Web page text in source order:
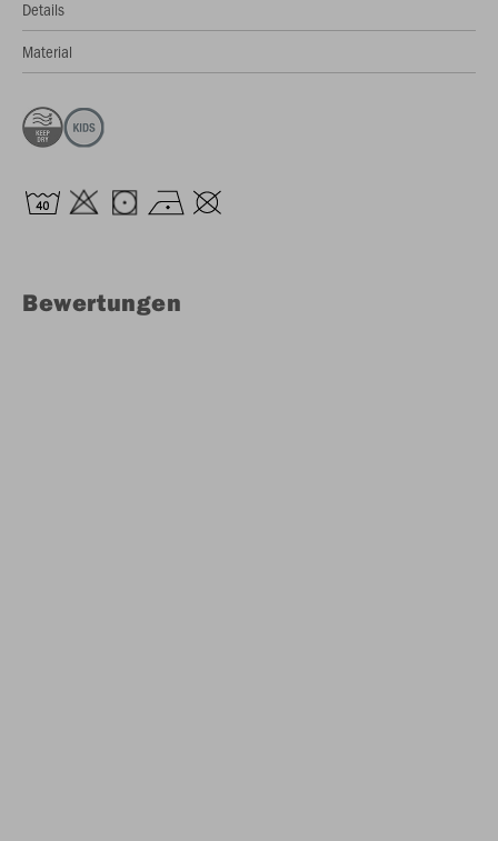
Details
Material
Bewertungen